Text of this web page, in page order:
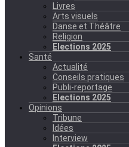
Livres
Arts visuels
Danse et Théâtre
Religion
Elections 2025
Santé
Actualité
Conseils pratiques
Publi-reportage
Elections 2025
Opinions
Tribune
Idées
Interview